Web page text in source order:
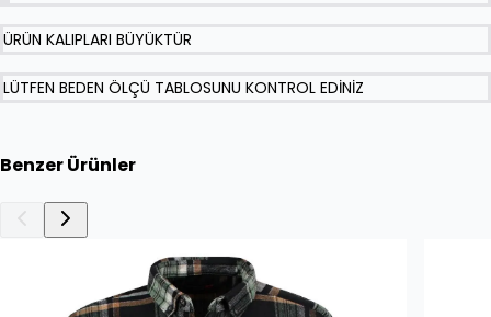
ÜRÜN KALIPLARI BÜYÜKTÜR
LÜTFEN BEDEN ÖLÇÜ TABLOSUNU KONTROL EDİNİZ
Benzer Ürünler